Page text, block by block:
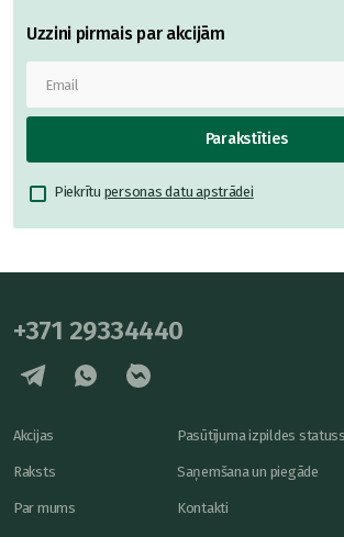
Uzzini pirmais par akcijām
Parakstīties
Piekrītu personas datu apstrādei
+371 29334440
Akcijas
Raksts
Par mums
Pasūtījuma izpildes statuss
Saņemšana un piegāde
Kontakti